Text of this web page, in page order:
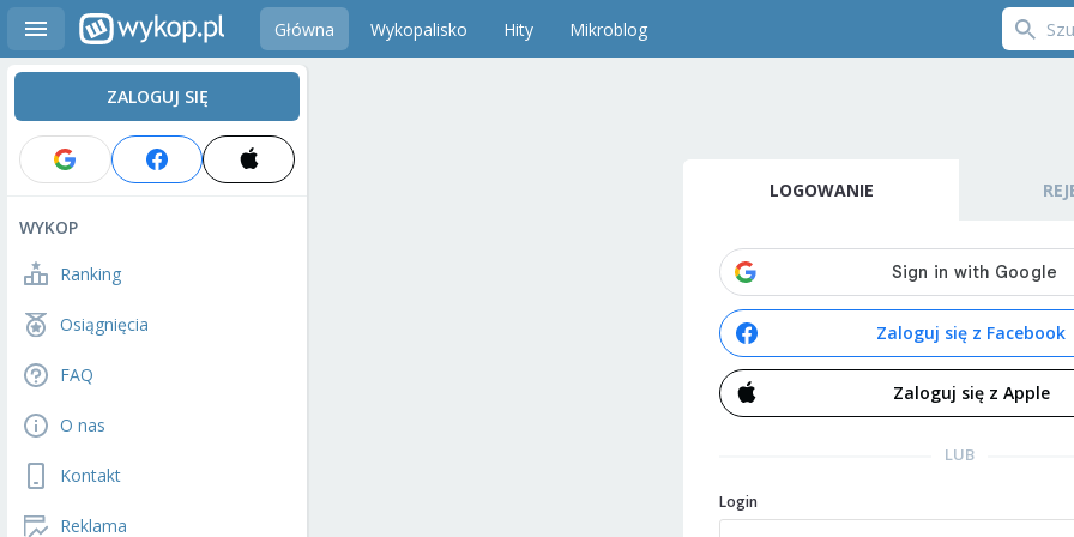
Główna Wykopalisko Hity Mikroblog
ZALOGUJ SIĘ
WYKOP
Ranking
Osiągnięcia
FAQ
O nas
Kontakt
Reklama
LOGOWANIE
Zaloguj się z Facebook
Zaloguj się z Apple
LUB
Login